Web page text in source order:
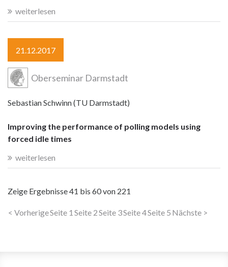
weiterlesen
21.12.2017
Oberseminar Darmstadt
Sebastian Schwinn (TU Darmstadt)
Improving the performance of polling models using
forced idle times
weiterlesen
Zeige Ergebnisse41 bis 60von 221
< VorherigeSeite 1 Seite 2Seite 3Seite 4Seite 5 Nächste >